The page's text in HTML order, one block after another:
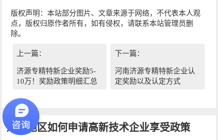
版权声明：本站部分图片、文章来源于网络，不代表本人观
点，版权归原作者所有，如有侵权，请联系本站管理员删
除。
上一篇：
济源专精特新企业奖励5-
10万！奖励政策明细汇总
下一篇：
河南济源专精特新企业认
定奖励以及认定方式
河南地区如何申请高新技术企业享受政策